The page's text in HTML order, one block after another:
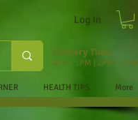
Log In
Delivery Time:
9AM - 1PM | 2PM - 6PM
HEALTH TIPS More